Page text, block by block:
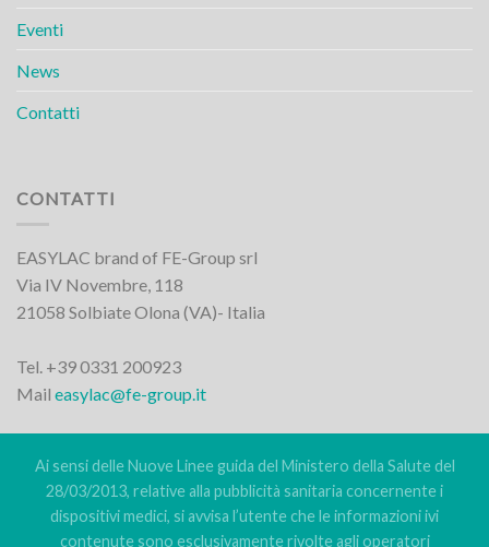
Eventi
News
Contatti
CONTATTI
EASYLAC brand of FE-Group srl
Via IV Novembre, 118
21058 Solbiate Olona (VA)- Italia
Tel. +39 0331 200923
Mail easylac@fe-group.it
Ai sensi delle Nuove Linee guida del Ministero della Salute del
28/03/2013, relative alla pubblicità sanitaria concernente i
dispositivi medici, si avvisa l’utente che le informazioni ivi
contenute sono esclusivamente rivolte agli operatori